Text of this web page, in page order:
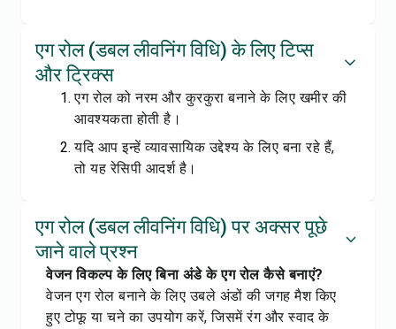
एग रोल (डबल लीवनिंग विधि) के लिए टिप्स
और ट्रिक्स
एग रोल को नरम और कुरकुरा बनाने के लिए खमीर की
आवश्यकता होती है।
यदि आप इन्हें व्यावसायिक उद्देश्य के लिए बना रहे हैं,
तो यह रेसिपी आदर्श है।
एग रोल (डबल लीवनिंग विधि) पर अक्सर पूछे
जाने वाले प्रश्न
वेजन विकल्प के लिए बिना अंडे के एग रोल कैसे बनाएं?
वेजन एग रोल बनाने के लिए उबले अंडों की जगह मैश किए
हुए टोफू या चने का उपयोग करें, जिसमें रंग और स्वाद के